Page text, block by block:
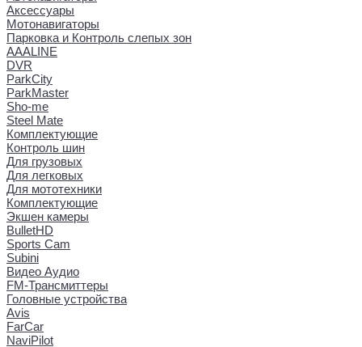
Аксессуары
Мотонавигаторы
Парковка и Контроль слепых зон
AAALINE
DVR
ParkCity
ParkMaster
Sho-me
Steel Mate
Комплектующие
Контроль шин
Для грузовых
Для легковых
Для мототехники
Комплектующие
Экшен камеры
BulletHD
Sports Cam
Subini
Видео Аудио
FM-Трансмиттеры
Головные устройства
Avis
FarCar
NaviPilot